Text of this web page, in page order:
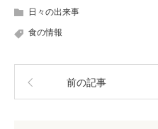
日々の出来事
食の情報
前の記事